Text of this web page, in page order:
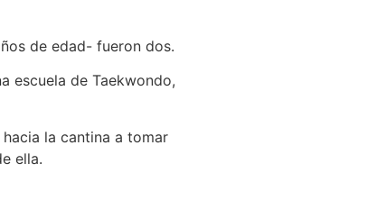
de edad- fueron dos.
escuela de Taekwondo,
la cantina a tomar
ella.